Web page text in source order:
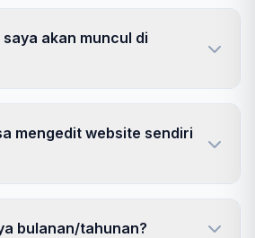
akan muncul di
mengedit website sendiri
bulanan/tahunan?